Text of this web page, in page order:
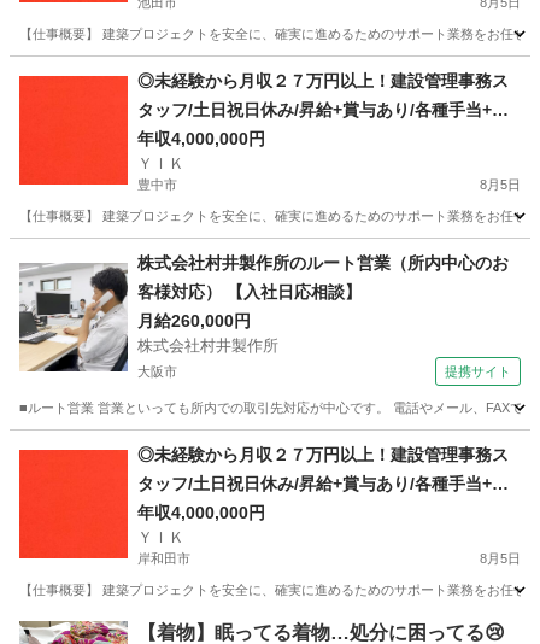
【仕事概要】 建築プロジェクトを安全に、確実に進めるためのサポート業務をお任
事務
◎未経験から月収２７万円以上！建設管理事務ス
タッフ/土日祝日休み/昇給+賞与あり/各種手当+寮
完備
年収4,000,000円
ＹＩＫ
豊中市 8月5日
【仕事概要】 建築プロジェクトを安全に、確実に進めるためのサポート業務をお任
事務 未経験
株式会社村井製作所のルート営業（所内中心のお
客様対応） 【入社日応相談】
月給260,000円
株式会社村井製作所
大阪市 提携サイト
■ルート営業 営業といっても所内での取引先対応が中心です。 電話やメール、FAXで
一般事務
◎未経験から月収２７万円以上！建設管理事務ス
タッフ/土日祝日休み/昇給+賞与あり/各種手当+寮
完備
年収4,000,000円
ＹＩＫ
岸和田市 8月5日
【仕事概要】 建築プロジェクトを安全に、確実に進めるためのサポート業務をお任
大阪 岸和田市 事務 未経験
【着物】眠ってる着物…処分に困ってる😢